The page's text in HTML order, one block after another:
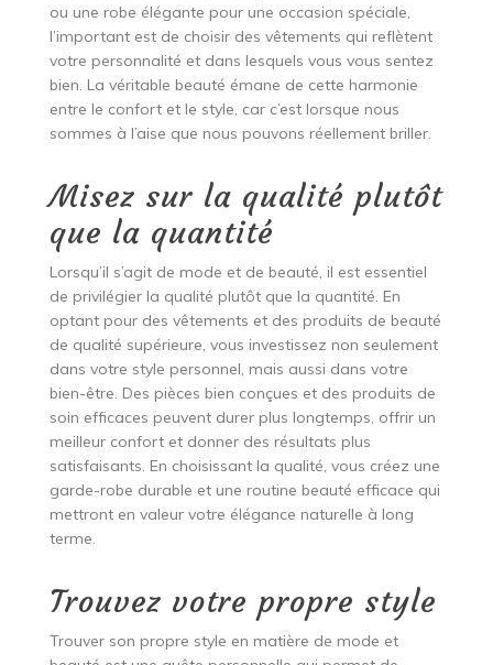
ou une robe élégante pour une occasion spéciale,
l’important est de choisir des vêtements qui reflètent
votre personnalité et dans lesquels vous vous sentez
bien. La véritable beauté émane de cette harmonie
entre le confort et le style, car c’est lorsque nous
sommes à l’aise que nous pouvons réellement briller.
Misez sur la qualité plutôt
que la quantité
Lorsqu’il s’agit de mode et de beauté, il est essentiel
de privilégier la qualité plutôt que la quantité. En
optant pour des vêtements et des produits de beauté
de qualité supérieure, vous investissez non seulement
dans votre style personnel, mais aussi dans votre
bien-être. Des pièces bien conçues et des produits de
soin efficaces peuvent durer plus longtemps, offrir un
meilleur confort et donner des résultats plus
satisfaisants. En choisissant la qualité, vous créez une
garde-robe durable et une routine beauté efficace qui
mettront en valeur votre élégance naturelle à long
terme.
Trouvez votre propre style
Trouver son propre style en matière de mode et